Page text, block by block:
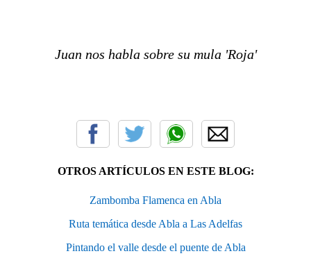
Juan nos habla sobre su mula 'Roja'
OTROS ARTÍCULOS EN ESTE BLOG:
Zambomba Flamenca en Abla
Ruta temática desde Abla a Las Adelfas
Pintando el valle desde el puente de Abla